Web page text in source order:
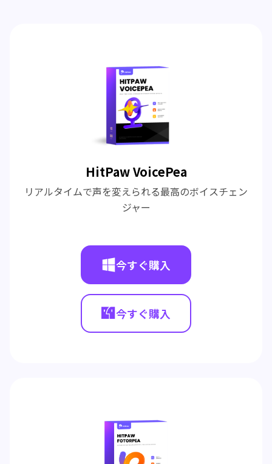
HitPaw VoicePea
リアルタイムで声を変えられる最高のボイスチェン
ジャー
今すぐ購入
今すぐ購入